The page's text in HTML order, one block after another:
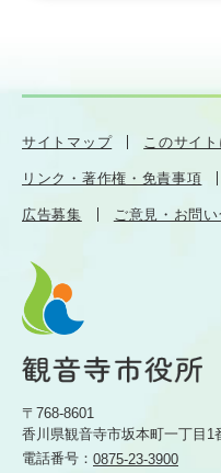
サイトマップ このサイ
リンク・著作権・免責事項
広告募集 ご意見・お問
〒768-8601
香川県観音寺市坂本町一丁目1
電話番号： 0875-23-3900